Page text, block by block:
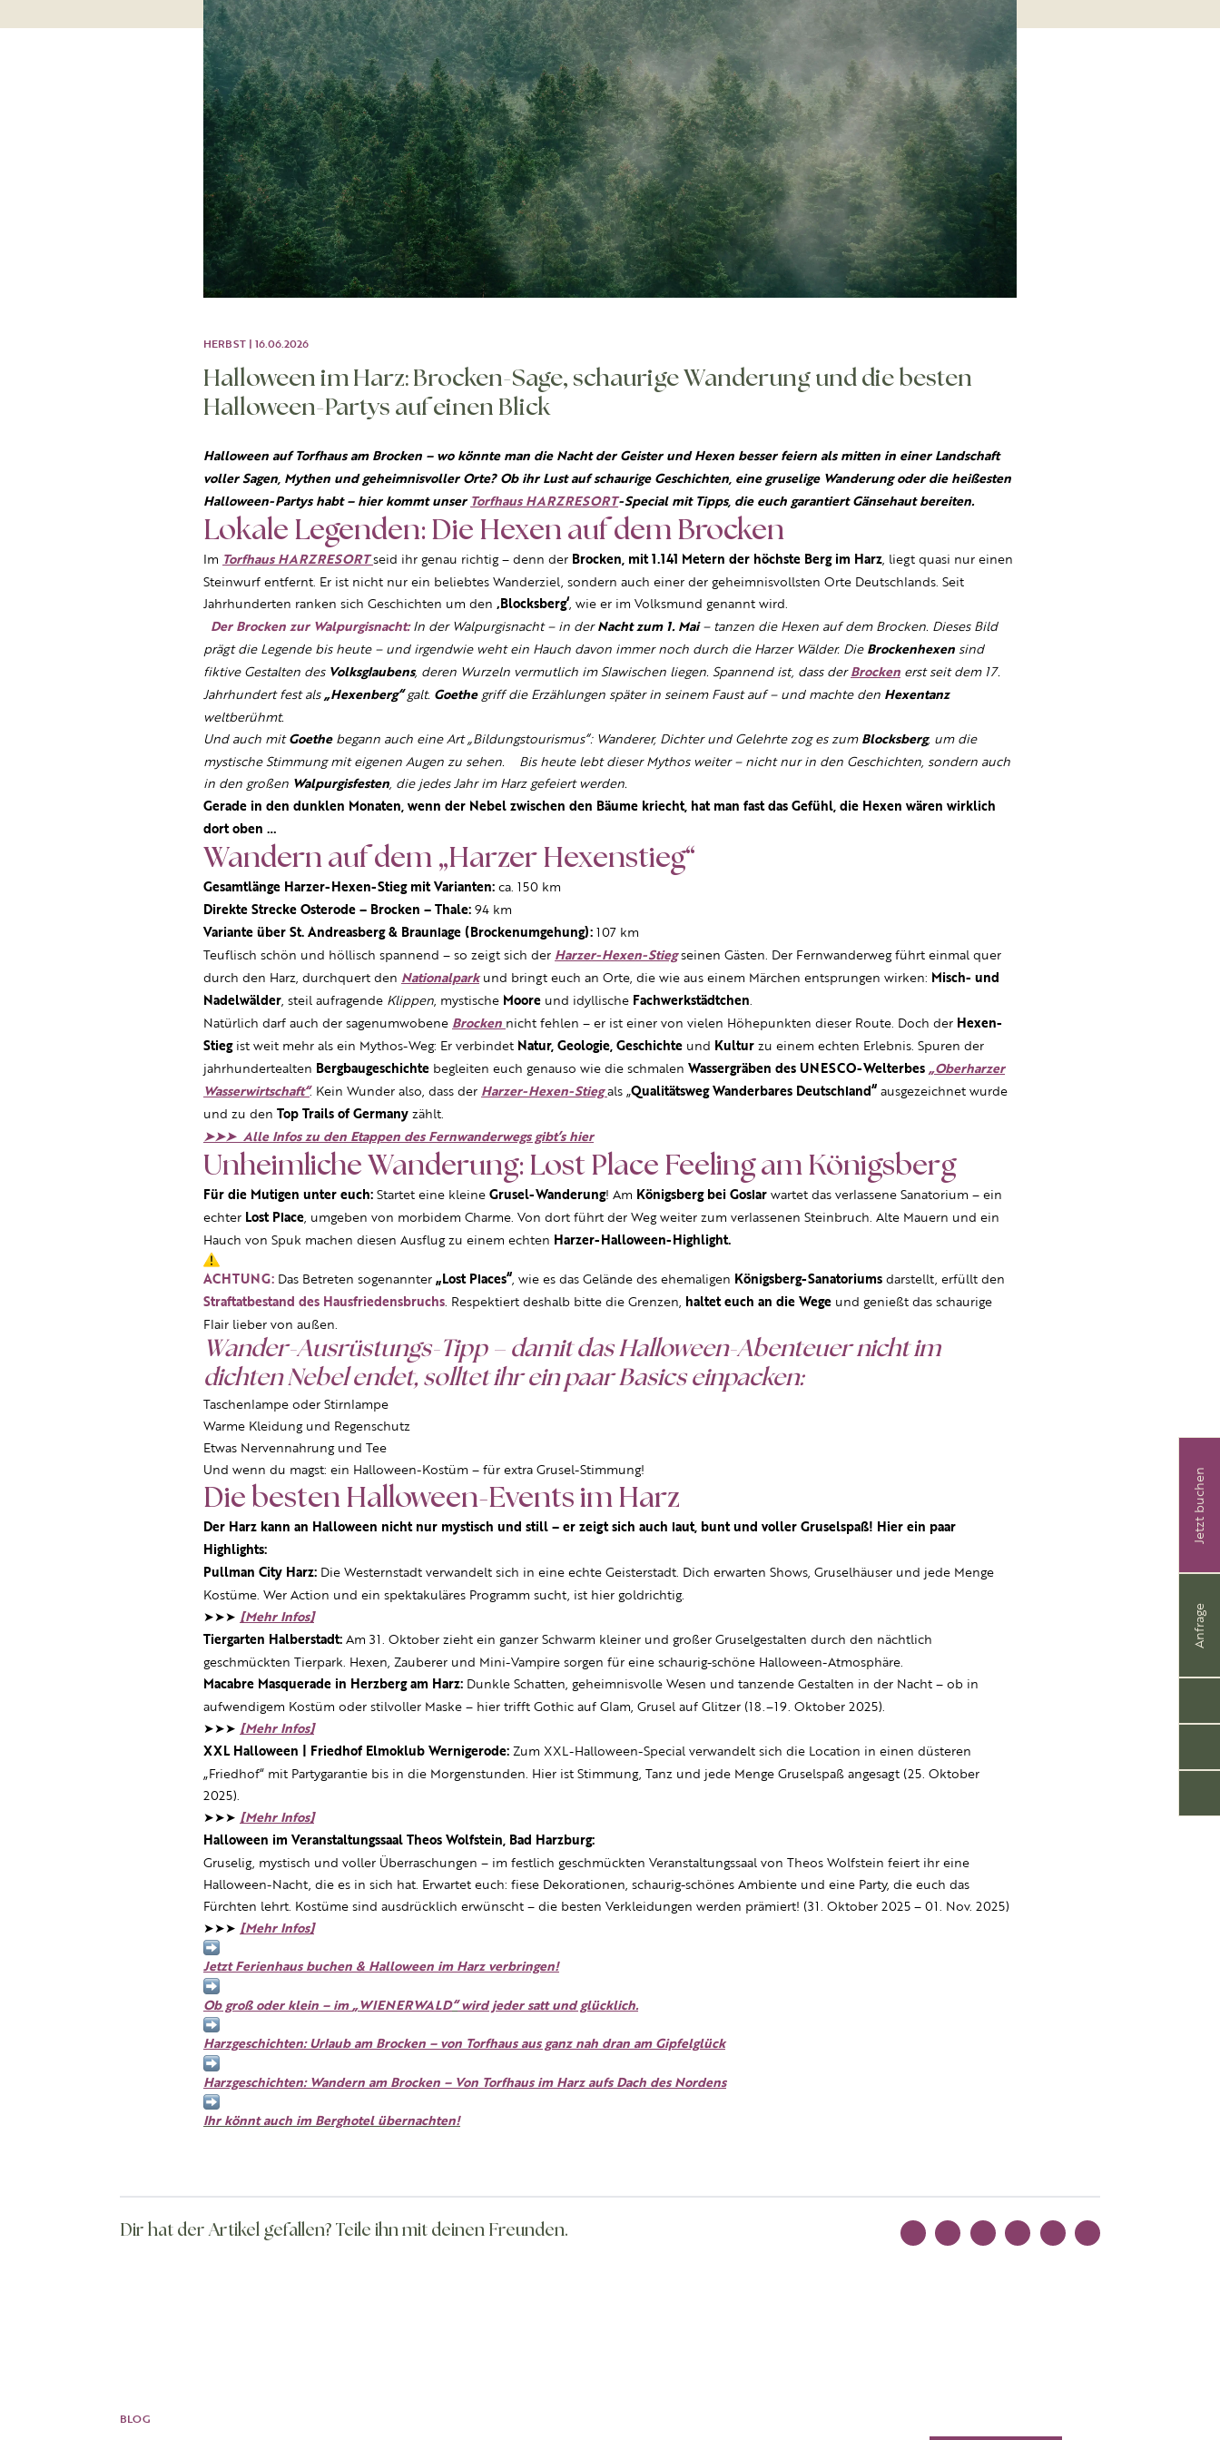
Jetzt buchen
Anfrage
HERBST | 16.06.2026
Halloween im Harz: Brocken-Sage, schaurige Wanderung und die besten
Halloween-Partys auf einen Blick
Halloween auf Torfhaus am Brocken – wo könnte man die Nacht der Geister und Hexen besser feiern als mitten in einer Landschaft
voller Sagen, Mythen und geheimnisvoller Orte? Ob ihr Lust auf schaurige Geschichten, eine gruselige Wanderung oder die heißesten
Halloween-Partys habt – hier kommt unser Torfhaus HARZRESORT-Special mit Tipps, die euch garantiert Gänsehaut bereiten.
Lokale Legenden: Die Hexen auf dem Brocken
Im Torfhaus HARZRESORTseid ihr genau richtig – denn der Brocken, mit 1.141 Metern der höchste Berg im Harz, liegt quasi nur einen
Steinwurf entfernt. Er ist nicht nur ein beliebtes Wanderziel, sondern auch einer der geheimnisvollsten Orte Deutschlands. Seit
Jahrhunderten ranken sich Geschichten um den ‚Blocksberg‘, wie er im Volksmund genannt wird.
Der Brocken zur Walpurgisnacht:In der Walpurgisnacht – in derNacht zum 1. Mai– tanzen die Hexen auf dem Brocken. Dieses Bild
prägt die Legende bis heute – und irgendwie weht ein Hauch davon immer noch durch die Harzer Wälder. Die Brockenhexen sind
fiktive Gestalten des Volksglaubens, deren Wurzeln vermutlich im Slawischen liegen. Spannend ist, dass derBrocken erst seit dem 17.
Jahrhundert fest als„Hexenberg“galt. Goethe griff die Erzählungen später in seinem Faust auf – und machte den Hexentanz
weltberühmt.
Und auch mitGoethe begann auch eine Art „Bildungstourismus“: Wanderer, Dichter und Gelehrte zog es zum Blocksberg, um die
mystische Stimmung mit eigenen Augen zu sehen. Bis heute lebt dieser Mythos weiter – nicht nur in den Geschichten, sondern auch
in den großen Walpurgisfesten, die jedes Jahr im Harz gefeiert werden.
Gerade in den dunklen Monaten, wenn der Nebel zwischen den Bäume kriecht, hat man fast das Gefühl, die Hexen wären wirklich
dort oben …
Wandern auf dem „Harzer Hexenstieg“
Gesamtlänge Harzer-Hexen-Stieg mit Varianten: ca. 150 km
Direkte Strecke Osterode – Brocken – Thale: 94 km
Variante über St. Andreasberg & Braunlage (Brockenumgehung): 107 km
Teuflisch schön und höllisch spannend – so zeigt sich der Harzer-Hexen-Stiegseinen Gästen. Der Fernwanderweg führt einmal quer
durch den Harz, durchquert den Nationalparkund bringt euch an Orte, die wie aus einem Märchen entsprungen wirken: Misch- und
Nadelwälder, steil aufragende Klippen, mystische Moore und idyllische Fachwerkstädtchen.
Natürlich darf auch der sagenumwobene Brocken nicht fehlen – er ist einer von vielen Höhepunkten dieser Route. Doch der Hexen-
Stiegist weit mehr als ein Mythos-Weg: Er verbindet Natur, Geologie, Geschichte und Kultur zu einem echten Erlebnis. Spuren der
jahrhundertealten Bergbaugeschichte begleiten euch genauso wie die schmalen Wassergräben des UNESCO-Welterbes „Oberharzer
Wasserwirtschaft“. Kein Wunder also, dass der Harzer-Hexen-Stiegals „Qualitätsweg Wanderbares Deutschland“ ausgezeichnet wurde
und zu den Top Trails of Germany zählt.
➤➤➤ Alle Infos zu den Etappen des Fernwanderwegs gibt’s hier
Unheimliche Wanderung: Lost Place Feeling am Königsberg
Für die Mutigen unter euch: Startet eine kleine Grusel-Wanderung! Am Königsberg bei Goslar wartet das verlassene Sanatorium – ein
echter Lost Place, umgeben von morbidem Charme. Von dort führt der Weg weiter zum verlassenen Steinbruch. Alte Mauern und ein
Hauch von Spuk machen diesen Ausflug zu einem echten Harzer-Halloween-Highlight.
ACHTUNG: Das Betreten sogenannter „Lost Places“ , wie es das Gelände des ehemaligen Königsberg-Sanatoriums darstellt, erfüllt den
Straftatbestand des Hausfriedensbruchs . Respektiert deshalb bitte die Grenzen, haltet euch an die Wege und genießt das schaurige
Flair lieber von außen.
Wander-Ausrüstungs-Tipp – damit das Halloween-Abenteuer nicht im
dichten Nebel endet, solltet ihr ein paar Basics einpacken:
Taschenlampe oder Stirnlampe
Warme Kleidung und Regenschutz
Etwas Nervennahrung und Tee
Und wenn du magst: ein Halloween-Kostüm – für extra Grusel-Stimmung!
Die besten Halloween-Events im Harz
Der Harz kann an Halloween nicht nur mystisch und still – er zeigt sich auch laut, bunt und voller Gruselspaß! Hier ein paar
Highlights:
Pullman City Harz: Die Westernstadt verwandelt sich in eine echte Geisterstadt. Dich erwarten Shows, Gruselhäuser und jede Menge
Kostüme. Wer Action und ein spektakuläres Programm sucht, ist hier goldrichtig.
➤➤➤ [Mehr Infos]
Tiergarten Halberstadt: Am 31. Oktober zieht ein ganzer Schwarm kleiner und großer Gruselgestalten durch den nächtlich
geschmückten Tierpark. Hexen, Zauberer und Mini-Vampire sorgen für eine schaurig-schöne Halloween-Atmosphäre.
Macabre Masquerade in Herzberg am Harz: Dunkle Schatten, geheimnisvolle Wesen und tanzende Gestalten in der Nacht – ob in
aufwendigem Kostüm oder stilvoller Maske – hier trifft Gothic auf Glam, Grusel auf Glitzer (18.–19. Oktober 2025).
➤➤➤ [Mehr Infos]
XXL Halloween | Friedhof Elmoklub Wernigerode: Zum XXL-Halloween-Special verwandelt sich die Location in einen düsteren
„Friedhof“ mit Partygarantie bis in die Morgenstunden. Hier ist Stimmung, Tanz und jede Menge Gruselspaß angesagt (25. Oktober
2025).
➤➤➤ [Mehr Infos]
Halloween im Veranstaltungssaal Theos Wolfstein, Bad Harzburg:
Gruselig, mystisch und voller Überraschungen – im festlich geschmückten Veranstaltungssaal von Theos Wolfstein feiert ihr eine
Halloween-Nacht, die es in sich hat. Erwartet euch: fiese Dekorationen, schaurig-schönes Ambiente und eine Party, die euch das
Fürchten lehrt. Kostüme sind ausdrücklich erwünscht – die besten Verkleidungen werden prämiert! (31. Oktober 2025 – 01. Nov. 2025)
➤➤➤ [Mehr Infos]
Jetzt Ferienhaus buchen & Halloween im Harz verbringen!
Ob groß oder klein – im„WIENERWALD“wird jeder satt und glücklich.
Harzgeschichten: Urlaub am Brocken – von Torfhaus aus ganz nah dran am Gipfelglück
Harzgeschichten: Wandern am Brocken – Von Torfhaus im Harz aufs Dach des Nordens
Ihr könnt auch im Berghotel übernachten!
Dir hat der Artikel gefallen? Teile ihn mit deinen Freunden.
BLOG